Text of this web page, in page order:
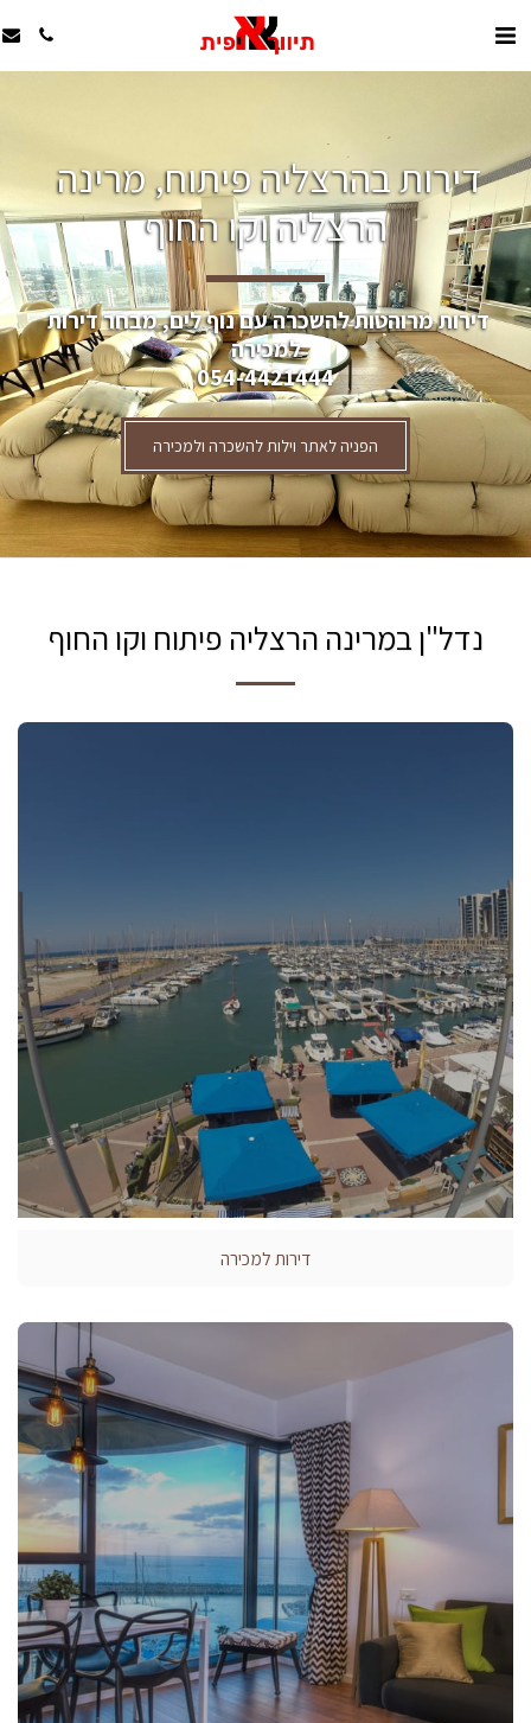
דירות בהרצליה פיתוח, מרינה
הרצליה וקו החוף
דירות מרוהטות להשכרה עם נוף לים, מבחר דירות
למכירה
054-4421444
הפניה לאתר וילות להשכרה ולמכירה
נדל"ן במרינה הרצליה פיתוח וקו החוף
דירות למכירה